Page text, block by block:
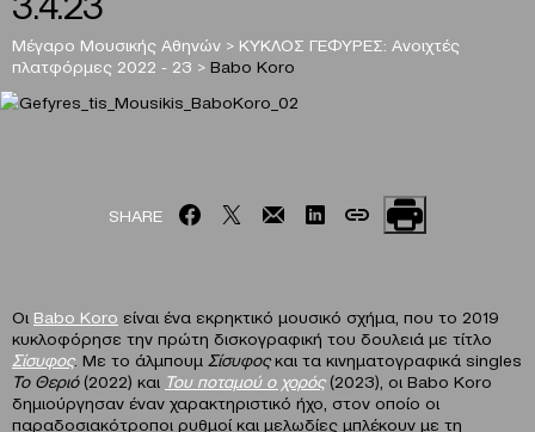
Μέγαρο Μουσικής Αθηνών > ΚΥΚΛΟΣ ΓΕΦΥΡΕΣ: Ανοιχτές
πλατφόρμες 2022 - 23 > Babo Koro
SHARE
Οι Babo Koro είναι ένα εκρηκτικό μουσικό σχήμα, που τo 2019
κυκλοφόρησε την πρώτη δισκογραφική του δουλειά με τίτλο
Σίσυφος. Με το άλμπουμ Σίσυφοςκαι τα κινηματογραφικά singles
Το Θεριό(2022) και Του ποταμού ο χορός(2023), οι Babo Koro
δημιούργησαν έναν χαρακτηριστικό ήχο, στον οποίο οι
παραδοσιακότροποι ρυθμοί και μελωδίες μπλέκουν με τη